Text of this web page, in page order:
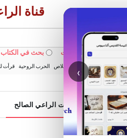
‹
قناة
بحث في الويبسايت بحث في
الأكثر بحثًا: خبزنا اليومي الخلاص الحرب الروحية قرأت
الرئيسية خدمات الراعي الصالح